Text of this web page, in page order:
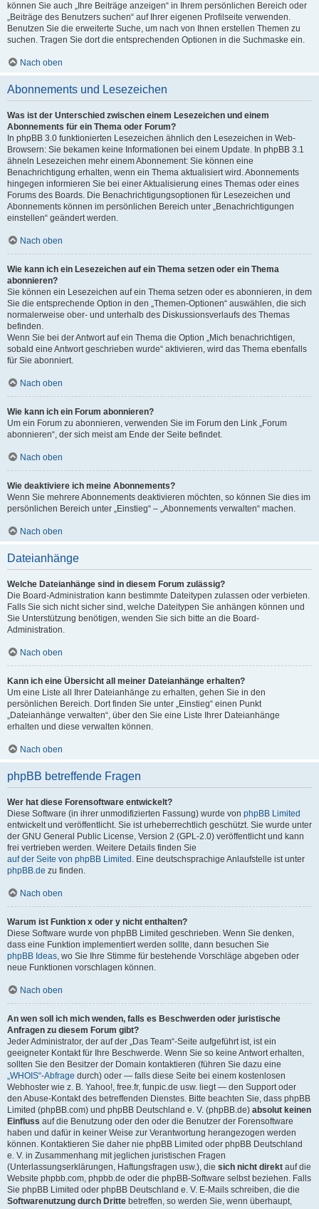
können Sie auch „Ihre Beiträge anzeigen“ in Ihrem persönlichen Bereich oder
„Beiträge des Benutzers suchen“ auf Ihrer eigenen Profilseite verwenden.
Benutzen Sie die erweiterte Suche, um nach von Ihnen erstellen Themen zu
suchen. Tragen Sie dort die entsprechenden Optionen in die Suchmaske ein.
Nach oben
Abonnements und Lesezeichen
Was ist der Unterschied zwischen einem Lesezeichen und einem
Abonnements für ein Thema oder Forum?
In phpBB 3.0 funktionierten Lesezeichen ähnlich den Lesezeichen in Web-
Browsern: Sie bekamen keine Informationen bei einem Update. In phpBB 3.1
ähneln Lesezeichen mehr einem Abonnement: Sie können eine
Benachrichtigung erhalten, wenn ein Thema aktualisiert wird. Abonnements
hingegen informieren Sie bei einer Aktualisierung eines Themas oder eines
Forums des Boards. Die Benachrichtigungsoptionen für Lesezeichen und
Abonnements können im persönlichen Bereich unter „Benachrichtigungen
einstellen“ geändert werden.
Nach oben
Wie kann ich ein Lesezeichen auf ein Thema setzen oder ein Thema
abonnieren?
Sie können ein Lesezeichen auf ein Thema setzen oder es abonnieren, in dem
Sie die entsprechende Option in den „Themen-Optionen“ auswählen, die sich
normalerweise ober- und unterhalb des Diskussionsverlaufs des Themas
befinden.
Wenn Sie bei der Antwort auf ein Thema die Option „Mich benachrichtigen,
sobald eine Antwort geschrieben wurde“ aktivieren, wird das Thema ebenfalls
für Sie abonniert.
Nach oben
Wie kann ich ein Forum abonnieren?
Um ein Forum zu abonnieren, verwenden Sie im Forum den Link „Forum
abonnieren“, der sich meist am Ende der Seite befindet.
Nach oben
Wie deaktiviere ich meine Abonnements?
Wenn Sie mehrere Abonnements deaktivieren möchten, so können Sie dies im
persönlichen Bereich unter „Einstieg“ – „Abonnements verwalten“ machen.
Nach oben
Dateianhänge
Welche Dateianhänge sind in diesem Forum zulässig?
Die Board-Administration kann bestimmte Dateitypen zulassen oder verbieten.
Falls Sie sich nicht sicher sind, welche Dateitypen Sie anhängen können und
Sie Unterstützung benötigen, wenden Sie sich bitte an die Board-
Administration.
Nach oben
Kann ich eine Übersicht all meiner Dateianhänge erhalten?
Um eine Liste all Ihrer Dateianhänge zu erhalten, gehen Sie in den
persönlichen Bereich. Dort finden Sie unter „Einstieg“ einen Punkt
„Dateianhänge verwalten“, über den Sie eine Liste Ihrer Dateianhänge
erhalten und diese verwalten können.
Nach oben
phpBB betreffende Fragen
Wer hat diese Forensoftware entwickelt?
Diese Software (in ihrer unmodifizierten Fassung) wurde von phpBB Limited
entwickelt und veröffentlicht. Sie ist urheberrechtlich geschützt. Sie wurde unter
der GNU General Public License, Version 2 (GPL-2.0) veröffentlicht und kann
frei vertrieben werden. Weitere Details finden Sie
auf der Seite von phpBB Limited . Eine deutschsprachige Anlaufstelle ist unter
phpBB.de zu finden.
Nach oben
Warum ist Funktion x oder y nicht enthalten?
Diese Software wurde von phpBB Limited geschrieben. Wenn Sie denken,
dass eine Funktion implementiert werden sollte, dann besuchen Sie
phpBB Ideas, wo Sie Ihre Stimme für bestehende Vorschläge abgeben oder
neue Funktionen vorschlagen können.
Nach oben
An wen soll ich mich wenden, falls es Beschwerden oder juristische
Anfragen zu diesem Forum gibt?
Jeder Administrator, der auf der „Das Team“-Seite aufgeführt ist, ist ein
geeigneter Kontakt für Ihre Beschwerde. Wenn Sie so keine Antwort erhalten,
sollten Sie den Besitzer der Domain kontaktieren (führen Sie dazu eine
„WHOIS“-Abfrage durch) oder — falls diese Seite bei einem kostenlosen
Webhoster wie z. B. Yahoo!, free.fr, funpic.de usw. liegt — den Support oder
den Abuse-Kontakt des betreffenden Dienstes. Bitte beachten Sie, dass phpBB
Limited (phpBB.com) und phpBB Deutschland e. V. (phpBB.de) absolut keinen
Einfluss auf die Benutzung oder den oder die Benutzer der Forensoftware
haben und dafür in keiner Weise zur Verantwortung herangezogen werden
können. Kontaktieren Sie daher nie phpBB Limited oder phpBB Deutschland
e. V. in Zusammenhang mit jeglichen juristischen Fragen
(Unterlassungserklärungen, Haftungsfragen usw.), die sich nicht direkt auf die
Website phpbb.com, phpbb.de oder die phpBB-Software selbst beziehen. Falls
Sie phpBB Limited oder phpBB Deutschland e. V. E-Mails schreiben, die die
Softwarenutzung durch Dritte betreffen, so werden Sie, wenn überhaupt,